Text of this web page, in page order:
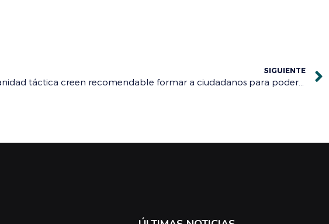
SIGUIENTE
Expertos en Sanidad táctica creen recomendable formar a ciudadanos para poder salvar vidas en caso de atentado terrorista